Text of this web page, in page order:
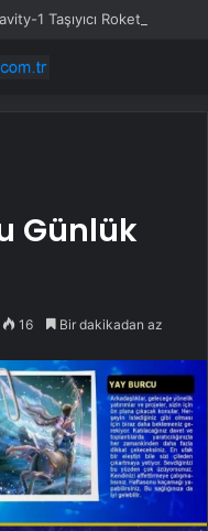
Günlük
16 Bir dakikadan az